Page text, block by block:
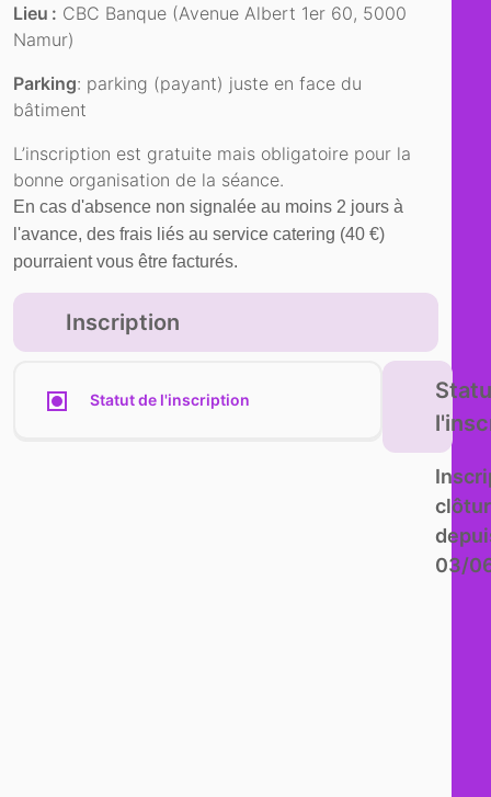
Lieu : CBC Banque (Avenue Albert 1er 60, 5000
Namur)
Parking: parking (payant) juste en face du
bâtiment
L’inscription est gratuite mais obligatoire pour la
bonne organisation de la séance.
En cas d'absence non signalée au moins 2 jours à
l'avance, des frais liés au service catering (40 €)
pourraient vous être facturés.
Inscription
Statut de l'inscription
03/